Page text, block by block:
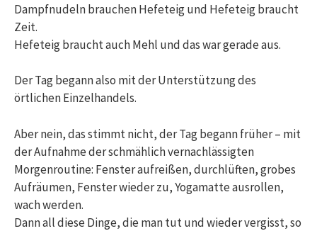
Dampfnudeln brauchen Hefeteig und Hefeteig braucht
Zeit.
Hefeteig braucht auch Mehl und das war gerade aus.
Der Tag begann also mit der Unterstützung des
örtlichen Einzelhandels.
Aber nein, das stimmt nicht, der Tag begann früher – mit
der Aufnahme der schmählich vernachlässigten
Morgenroutine: Fenster aufreißen, durchlüften, grobes
Aufräumen, Fenster wieder zu, Yogamatte ausrollen,
wach werden.
Dann all diese Dinge, die man tut und wieder vergisst, so